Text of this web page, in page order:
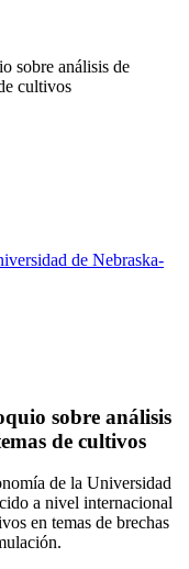
sobre análisis de
cultivos
de Nebraska-
sobre análisis
de cultivos
de la Universidad
a nivel internacional
en temas de brechas